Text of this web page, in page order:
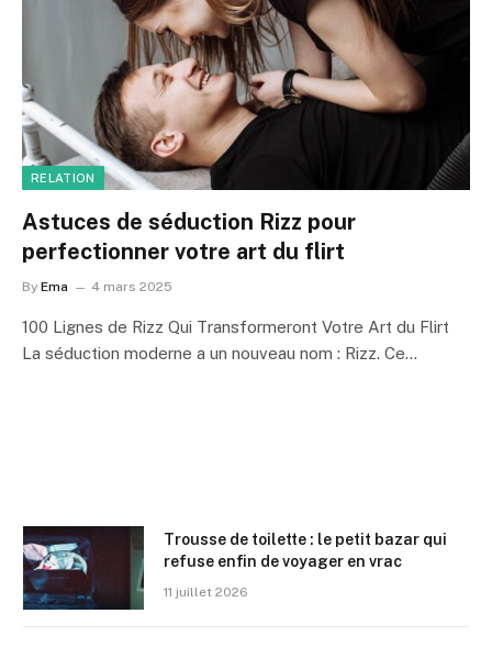
RELATION
Astuces de séduction Rizz pour
perfectionner votre art du flirt
By Ema 4 mars 2025
100 Lignes de Rizz Qui Transformeront Votre Art du Flirt
La séduction moderne a un nouveau nom : Rizz. Ce…
Trousse de toilette : le petit bazar qui
refuse enfin de voyager en vrac
11 juillet 2026